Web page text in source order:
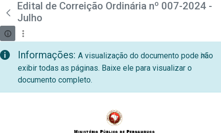
Pular para o Conteúdo principal
teste descricao
Edital de Correição Ordinária nº 007-2024 -
Julho
Informações: A visualização do documento pode não
exibir todas as páginas. Baixe ele para visualizar o
documento completo.